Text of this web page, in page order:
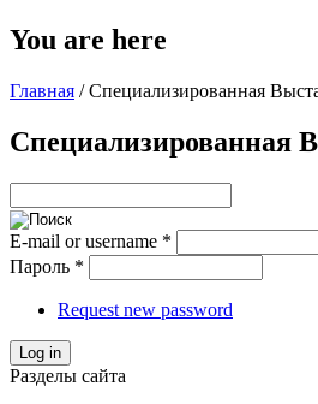
You are here
Главная / Специализированная
Специализированная
E-mail or username *
Пароль *
Request new password
Log in
Разделы сайта